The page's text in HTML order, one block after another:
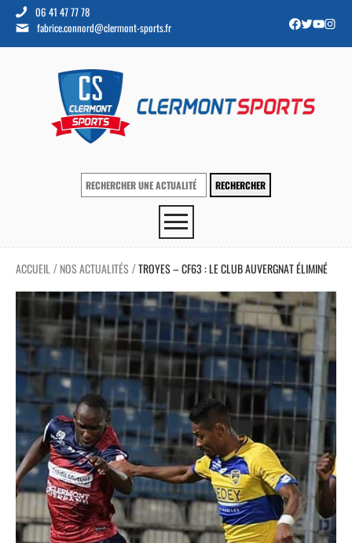
06 41 47 77 78
fabrice.connord@clermont-sports.fr
ACCUEIL / NOS ACTUALITÉS /TROYES – CF63 : LE CLUB AUVERGNAT ÉLIMINÉ